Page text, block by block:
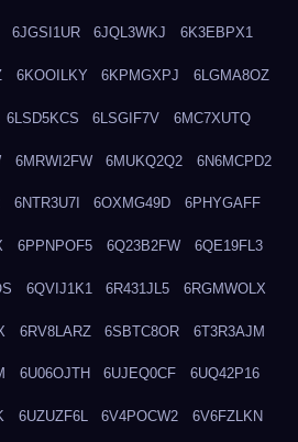
6JGSI1UR 6JQL3WKJ 6K3EBPX1
6KOOILKY 6KPMGXPJ 6LGMA8OZ
6LSD5KCS 6LSGIF7V 6MC7XUTQ
6MRWI2FW 6MUKQ2Q2 6N6MCPD2
6NTR3U7I 6OXMG49D 6PHYGAFF
6PPNPOF5 6Q23B2FW 6QE19FL3
6QVIJ1K1 6R431JL5 6RGMWOLX
6RV8LARZ 6SBTC8OR 6T3R3AJM
6U06OJTH 6UJEQ0CF 6UQ42P16
6UZUZF6L 6V4POCW2 6V6FZLKN